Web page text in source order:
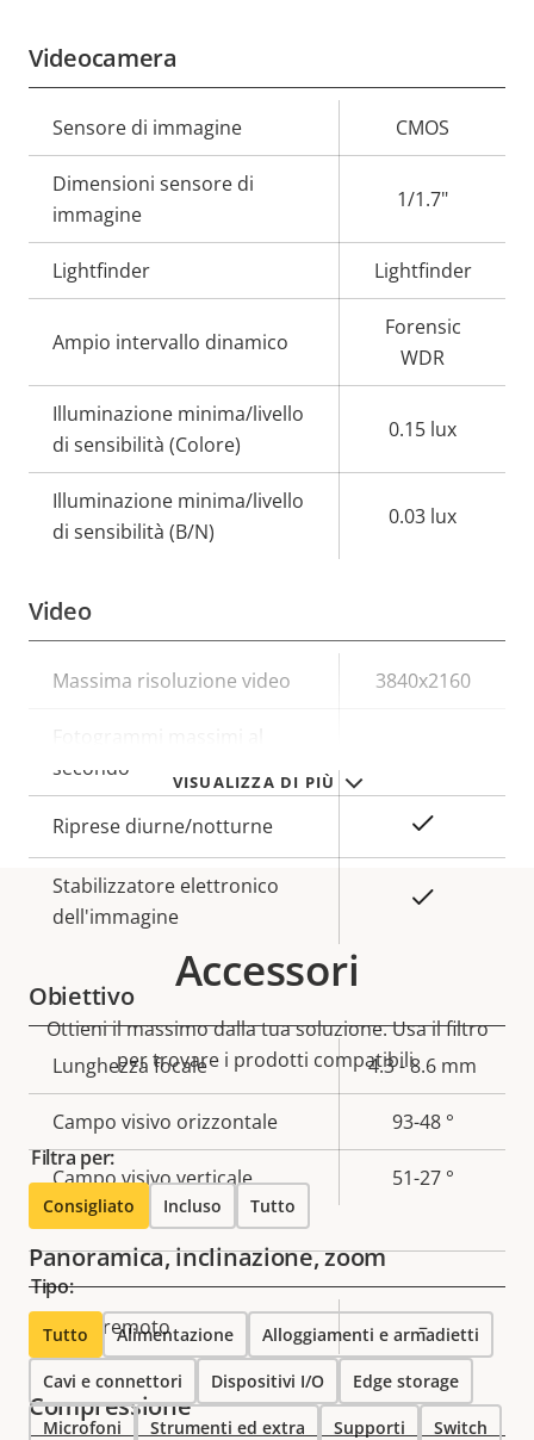
VISUALIZZA DI PIÙ
Videocamera
Descrizione
della
proprietà
Valore
della
proprietà
Sensore di immagine CMOS
Dimensioni sensore di
immagine
1/1.7"
Lightfinder Lightfinder
Ampio intervallo dinamico
Forensic
WDR
Illuminazione minima/livello
di sensibilità (Colore)
0.15 lux
Illuminazione minima/livello
di sensibilità (B/N)
0.03 lux
Video
Descrizione
Valore
Massima risoluzione video 3840x2160
secondo
Riprese diurne/notturne
Stabilizzatore elettronico
dell'immagine
Obiettivo
Descrizione
della
proprietà
Valore
della
proprietà
Lunghezza focale 4.3 - 8.6 mm
Campo visivo orizzontale 93-48 °
Campo visivo verticale 51-27 °
Panoramica, inclinazione, zoom
Descrizione
della
proprietà
Valore
della
proprietà
PTRZ remoto –
Compressione
Accessori
Ottieni il massimo dalla tua soluzione. Usa il filtro
per trovare i prodotti compatibili.
Filtra per:
Consigliato Incluso Tutto
Tipo:
Tutto Alimentazione Alloggiamenti e armadietti
Cavi e connettori Dispositivi I/O Edge storage
Microfoni Strumenti ed extra Supporti Switch